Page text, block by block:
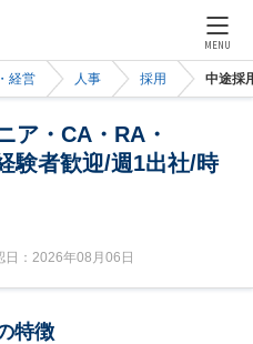
MENU
経営 人事 採用 中途採
ア・CA・RA・
験者歓迎/週1出社/時
：2026年08月06日
特徴